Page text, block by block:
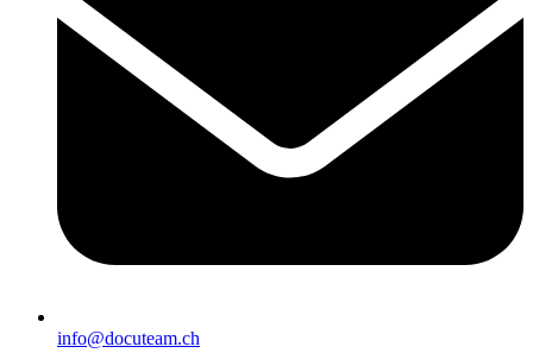
info@docuteam.ch